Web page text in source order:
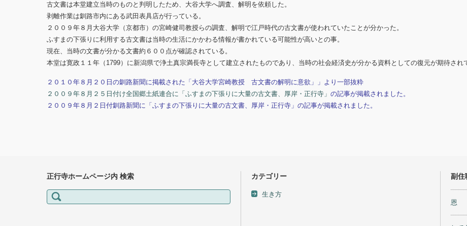
古文書は本堂建立当時のものと判明したため、大谷大学へ調査、解明を依頼した。
剥離作業は釧路市内にある武田表具店が行っている。
２００９年８月大谷大学（京都市）の宮崎健司教授らの調査、解明で江戸時代の古文書が使われていたことが分かった。
ふすまの下張りに利用する古文書は当時の生活にかかわる情報が書かれている可能性が高いとの事。
現在、当時の文書が分かる文書約６００点が確認されている。
本堂は寛政１１年（1799）に新潟県で浄土真宗満長寺として建立されたものであり、当時の社会経済史が分かる資料としての復元が期待され
２０１０年８月２０日の釧路新聞に掲載された「大谷大学宮崎教授 古文書の解明に意欲」」より一部抜粋
２００９年８月２５日付け全国郷土紙連合に「ふすまの下張りに大量の古文書、厚岸・正行寺」 の記事が掲載されました。
２００９年８月２日付釧路新聞に「ふすまの下張りに大量の古文書、厚岸・正行寺」の記事が掲載されました。
正行寺ホームページ内 検索
検索:
カテゴリー
生き方
副住
恩